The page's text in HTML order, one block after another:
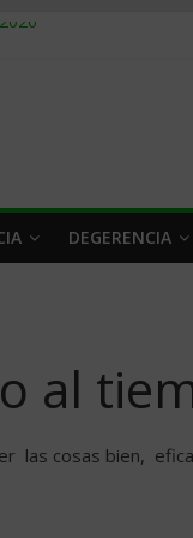
DEGERENCIA
al
las cosas bien,